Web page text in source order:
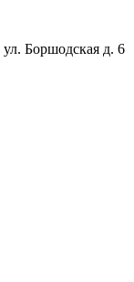
ул. Боршодская д. 6